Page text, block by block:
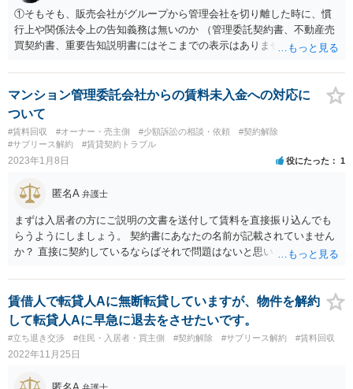
解除できる可能性は高くないという趣旨です。 ですので、今後、弁護
士に相談した上で、どのような事実とこれを裏付ける証拠があれば、
解除が有効になるか情報収集するのがよいでしょう）。 「正直、今回
の未払いでローンの支払いで厳しいのですが、 不動産トラブルに強
く、支払い報酬を低く設定している弁護士さんを探しております （成
果報酬のような形だとありがたいのですが）。 このような案件での報
酬について、一般的な相場等もお聞きしたいです。」 →秋山先生のご
回答の通りです。
①そもそも、販売会社がグループから管理会社を切り離した時に、慣
行上や関係法令上の告知義務は無いのか （管理委託契約書、不動産売
買契約書、重要告知説明書にはそこまでの表示はありません） →特に
考えられますでしょうか →管理会社の問題であって、物件の売主であ
る販売会社には法的責任はないと思われます。 ③今回の一番の被害者
は賃料未払いを受けているオーナーだと思いますが、守秘義務を理由
に訴えている内容について答えられないものなのでしょうか（オーナ
ーの賃料支払いに関する部分については答えても良いのではないかと
考えています） →そもそも販売会社には法的責任はないと思われ、販
からどのような申告が出ているかについて、回答する義務はないと思
われます。 ◆ 管理会社と電話もつながらず、メールの返信もなく音信
不通というのは、管理会社としてオーナーに対する管理委託契約上の
法的義務（善管注意義務）を果たしていない状態と思われます。 その
ような場合、管理会社との管理委託契約を契約違反により解除して、
理委託契約を結ぶという対応が本来であって、グループ会社であった
販売会社に責任追及をするというのは、法的には無理があると思いま
す。
マンション管理委託会社からの賃料未入金への対応に
ついて
#賃料回収 #オーナー・売主側 #少額訴訟の相談・依頼
#契約解除
#サブリース解約
#賃貸契約トラブル
2023年1月8日 役にたった 1
匿名A 弁護士
まずは入居者の方にご説明の文書を送付して賃料を直接振り込んでも
らうようにしましょう。 契約書にあなたの名前が記載されていません
か？ 直接に契約しているならばそれで問題はないと思います。 次に、
託会社が賃貸借契約に基づく支払いをしないこと、このままの状態が
続くと転貸借契約も解除して退去を求めなければならなくなるかもし
れないことを記載するなどして、管理委託会社ではなくあなたに直接
振り込んでもらえるような手紙を作りましょう。
賃借人で転貸人Aに無断転貸していますが、物件を解約
して転貸人Aに早急に退去をさせたいです。
#立ち退き交渉 #住民・入居者・買主側 #契約解除 #サブリース解約 #賃料回収
2022年11月25日